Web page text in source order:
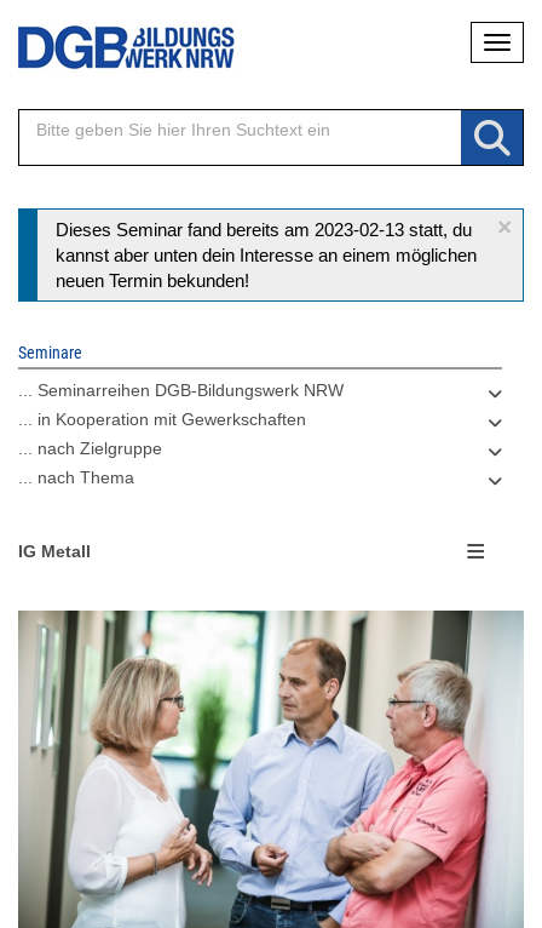
Direkt
Inhalt
×
Statusmeldung
Dieses Seminar fand bereits am 2023-02-13 statt, du
kannst aber unten dein Interesse an einem möglichen
neuen Termin bekunden!
Seminare
... Seminarreihen DGB-Bildungswerk NRW
... in Kooperation mit Gewerkschaften
... nach Zielgruppe
... nach Thema
IG Metall